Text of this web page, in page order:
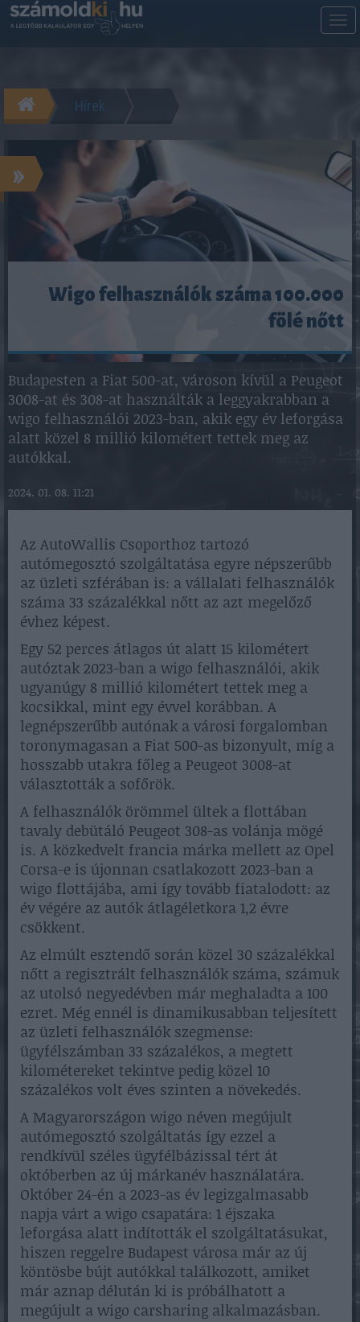
Hírek
»
Wigo felhasználók száma 100.000
fölé nőtt
Budapesten a Fiat 500-at, városon kívül a Peugeot
3008-at és 308-at használták a leggyakrabban a
wigo felhasználói 2023-ban, akik egy év leforgása
alatt közel 8 millió kilométert tettek meg az
autókkal.
2024. 01. 08. 11:21
Az AutoWallis Csoporthoz tartozó
autómegosztó szolgáltatása egyre népszerűbb
az üzleti szférában is: a vállalati felhasználók
száma 33 százalékkal nőtt az azt megelőző
évhez képest.
Egy 52 perces átlagos út alatt 15 kilométert
autóztak 2023-ban a wigo felhasználói, akik
ugyanúgy 8 millió kilométert tettek meg a
kocsikkal, mint egy évvel korábban. A
legnépszerűbb autónak a városi forgalomban
toronymagasan a Fiat 500-as bizonyult, míg a
hosszabb utakra főleg a Peugeot 3008-at
választották a sofőrök.
A felhasználók örömmel ültek a flottában
tavaly debütáló Peugeot 308-as volánja mögé
is. A közkedvelt francia márka mellett az Opel
Corsa-e is újonnan csatlakozott 2023-ban a
wigo flottájába, ami így tovább fiatalodott: az
év végére az autók átlagéletkora 1,2 évre
csökkent.
Az elmúlt esztendő során közel 30 százalékkal
nőtt a regisztrált felhasználók száma, számuk
az utolsó negyedévben már meghaladta a 100
ezret. Még ennél is dinamikusabban teljesített
az üzleti felhasználók szegmense:
ügyfélszámban 33 százalékos, a megtett
kilométereket tekintve pedig közel 10
százalékos volt éves szinten a növekedés.
A Magyarországon wigo néven megújult
autómegosztó szolgáltatás így ezzel a
rendkívül széles ügyfélbázissal tért át
októberben az új márkanév használatára.
Október 24-én a 2023-as év legizgalmasabb
napja várt a wigo csapatára: 1 éjszaka
leforgása alatt indították el szolgáltatásukat,
hiszen reggelre Budapest városa már az új
köntösbe bújt autókkal találkozott, amiket
már aznap délután ki is próbálhatott a
megújult a wigo carsharing alkalmazásban.